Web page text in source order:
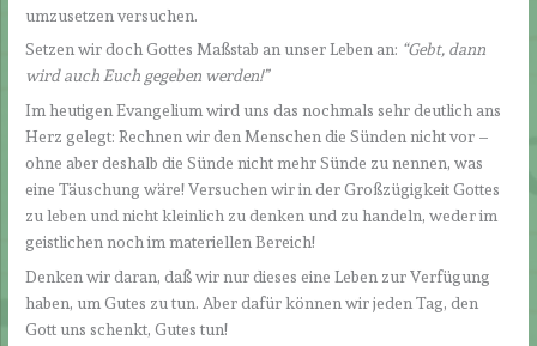
umzusetzen versuchen.
Setzen wir doch Gottes Maßstab an unser Leben an: “Gebt, dann
wird auch Euch gegeben werden!”
Im heutigen Evangelium wird uns das nochmals sehr deutlich ans
Herz gelegt: Rechnen wir den Menschen die Sünden nicht vor –
ohne aber deshalb die Sünde nicht mehr Sünde zu nennen, was
eine Täuschung wäre! Versuchen wir in der Großzügigkeit Gottes
zu leben und nicht kleinlich zu denken und zu handeln, weder im
geistlichen noch im materiellen Bereich!
Denken wir daran, daß wir nur dieses eine Leben zur Verfügung
haben, um Gutes zu tun. Aber dafür können wir jeden Tag, den
Gott uns schenkt, Gutes tun!